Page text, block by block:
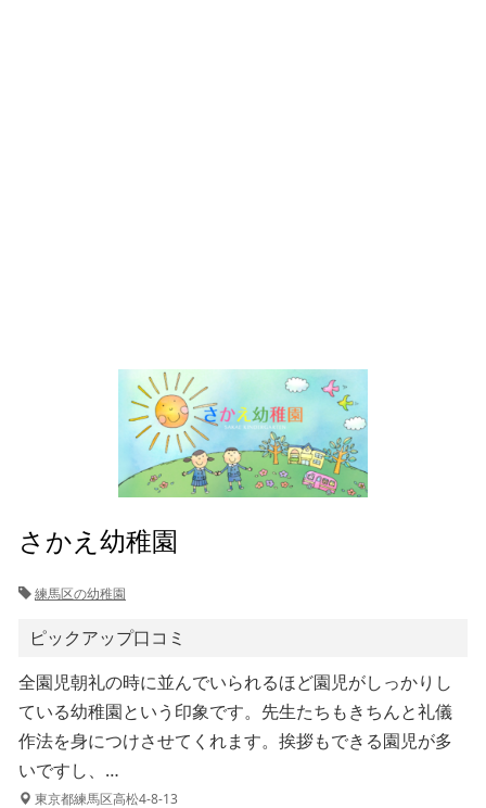
さかえ幼稚園
練馬区の幼稚園
ピックアップ口コミ
全園児朝礼の時に並んでいられるほど園児がしっかりし
ている幼稚園という印象です。先生たちもきちんと礼儀
作法を身につけさせてくれます。挨拶もできる園児が多
いですし、…
東京都練馬区高松4-8-13